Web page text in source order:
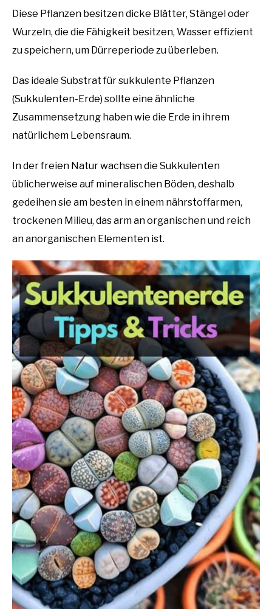
Diese Pflanzen besitzen dicke Blätter, Stängel oder
Wurzeln, die die Fähigkeit besitzen, Wasser effizient
zu speichern, um Dürreperiode zu überleben.
Das ideale Substrat für sukkulente Pflanzen
(Sukkulenten-Erde) sollte eine ähnliche
Zusammensetzung haben wie die Erde in ihrem
natürlichem Lebensraum.
In der freien Natur wachsen die Sukkulenten
üblicherweise auf mineralischen Böden, deshalb
gedeihen sie am besten in einem nährstoffarmen,
trockenen Milieu, das arm an organischen und reich
an anorganischen Elementen ist.